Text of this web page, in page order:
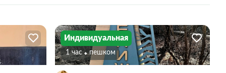
Индивидуальная
1 час Пешком